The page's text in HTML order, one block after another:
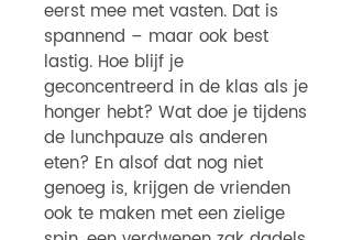
eerst mee met vasten. Dat is
spannend – maar ook best
lastig. Hoe blijf je
geconcentreerd in de klas als je
honger hebt? Wat doe je tijdens
de lunchpauze als anderen
eten? En alsof dat nog niet
genoeg is, krijgen de vrienden
ook te maken met een zielige